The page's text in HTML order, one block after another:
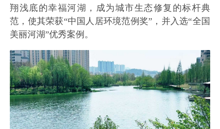
翔浅底的幸福河湖，成为城市生态修复的标杆典
范，使其荣获“中国人居环境范例奖”，并入选“全国
美丽河湖”优秀案例。